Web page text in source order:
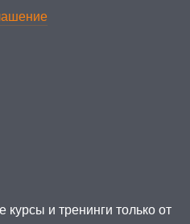
и тренинги только от